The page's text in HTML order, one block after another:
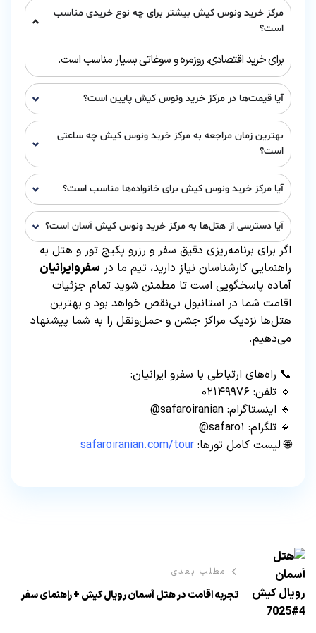
مرکز خرید ونوس کیش بیشتر برای چه نوع خریدی مناسب
است؟
برای خرید اقتصادی، روزمره و سوغاتی بسیار مناسب است.
آیا قیمت‌ها در مرکز خرید ونوس کیش پایین است؟
بهترین زمان مراجعه به مرکز خرید ونوس کیش چه ساعتی
است؟
آیا مرکز خرید ونوس کیش برای خانواده‌ها مناسب است؟
آیا دسترسی از هتل‌ها به مرکز خرید ونوس کیش آسان است؟
اگر برای برنامه‌ریزی دقیق سفر و رزرو پکیج تور و هتل به
راهنمایی کارشناسان نیاز دارید، تیم ما در سفروایرانیان
آماده پاسخگویی است تا مطمئن شوید تمام جزئیات
اقامت شما در استانبول بی‌نقص خواهد بود و بهترین
هتل‌ها نزدیک مراکز جشن و حمل‌ونقل را به شما پیشنهاد
می‌دهیم.
📞 راه‌های ارتباطی با سفرو ایرانیان:
🔹 تلفن: ۰۲۱۴۹۹۷۶
🔹 اینستاگرام: safaroiranian@
🔹 تلگرام: safaro۱@
🌐 لیست کامل تورها: safaroiranian.com/tour
مطلب بعدی
تجربه اقامت در هتل آسمان رویال کیش + راهنمای سفر